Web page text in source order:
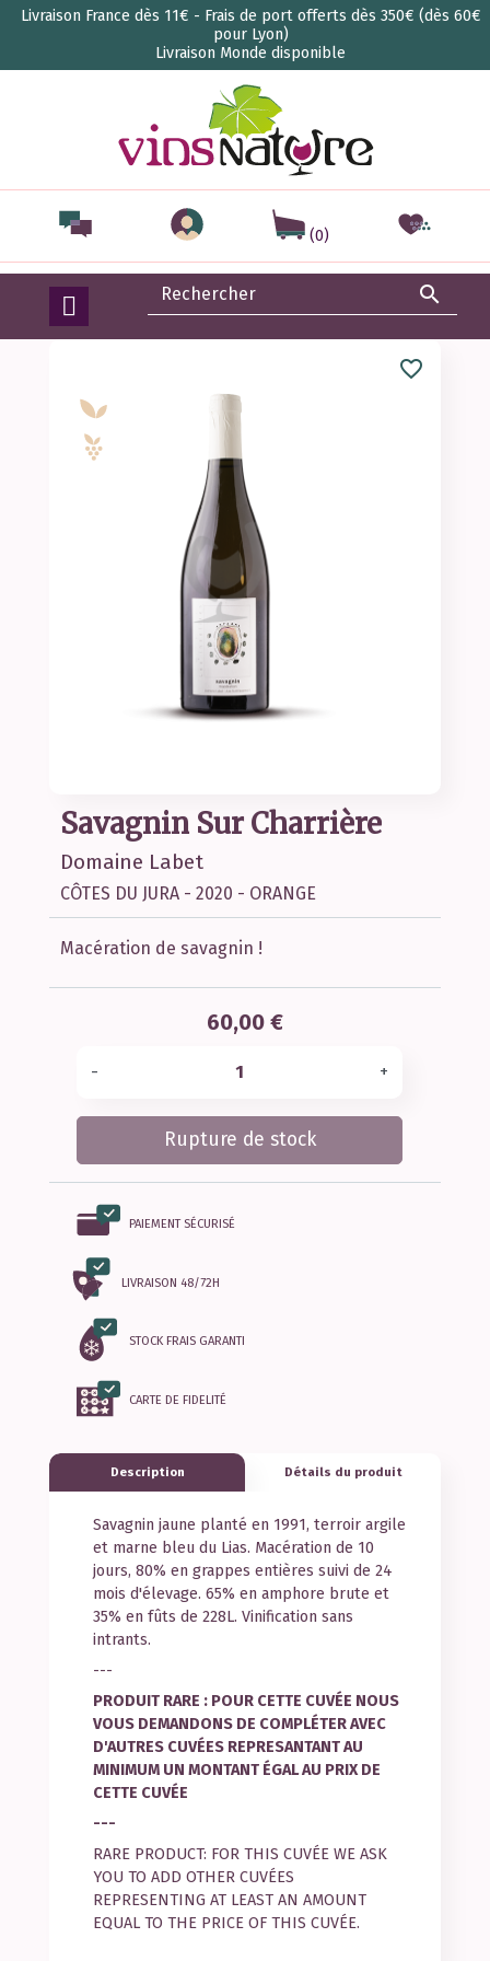
Livraison France dès 11€ - Frais de port offerts dès 350€ (dès 60€
pour Lyon)
Livraison Monde disponible
(0)

favorite_border
Savagnin Sur Charrière
Domaine Labet
CÔTES DU JURA - 2020 - ORANGE
Macération de savagnin !
60,00 €
- +
Rupture de stock
PAIEMENT SÉCURISÉ
LIVRAISON 48/72H
STOCK FRAIS GARANTI
CARTE DE FIDELITÉ
Description Détails du produit
Savagnin jaune planté en 1991, terroir argile
et marne bleu du Lias. Macération de 10
jours, 80% en grappes entières suivi de 24
mois d'élevage. 65% en amphore brute et
35% en fûts de 228L. Vinification sans
intrants.
---
PRODUIT RARE : POUR CETTE CUVÉE NOUS
VOUS DEMANDONS DE COMPLÉTER AVEC
D'AUTRES CUVÉES REPRESANTANT AU
MINIMUM UN MONTANT ÉGAL AU PRIX DE
CETTE CUVÉE
---
RARE PRODUCT: FOR THIS CUVÉE WE ASK
YOU TO ADD OTHER CUVÉES
REPRESENTING AT LEAST AN AMOUNT
EQUAL TO THE PRICE OF THIS CUVÉE.